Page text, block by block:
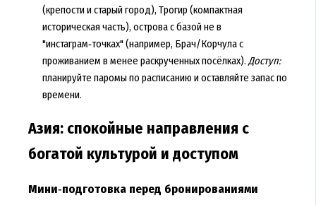
(крепости и старый город), Трогир (компактная
историческая часть), острова с базой не в
"инстаграм‑точках" (например, Брач/Корчула с
проживанием в менее раскрученных посёлках). Доступ:
планируйте паромы по расписанию и оставляйте запас по
времени.
Азия: спокойные направления с
богатой культурой и доступом
Мини‑подготовка перед бронированиями